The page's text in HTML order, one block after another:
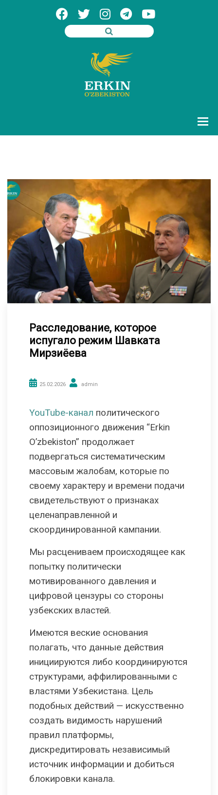
Расследование, которое
испугало режим Шавката
Мирзиёева
25.02.2026 admin
YouTube-канал политического
оппозиционного движения “Erkin
O’zbekiston” продолжает
подвергаться систематическим
массовым жалобам, которые по
своему характеру и времени подачи
свидетельствуют о признаках
целенаправленной и
скоординированной кампании.
Мы расцениваем происходящее как
попытку политически
мотивированного давления и
цифровой цензуры со стороны
узбекских властей.
Имеются веские основания
полагать, что данные действия
инициируются либо координируются
структурами, аффилированными с
властями Узбекистана. Цель
подобных действий — искусственно
создать видимость нарушений
правил платформы,
дискредитировать независимый
источник информации и добиться
блокировки канала.